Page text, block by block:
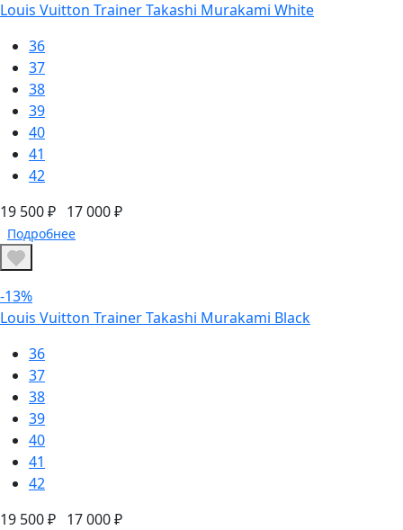
Louis Vuitton Trainer Takashi Murakami White
36
37
38
39
40
41
42
19 500 ₽ 17 000 ₽
Подробнее
-13%
Louis Vuitton Trainer Takashi Murakami Black
36
37
38
39
40
41
42
19 500 ₽ 17 000 ₽